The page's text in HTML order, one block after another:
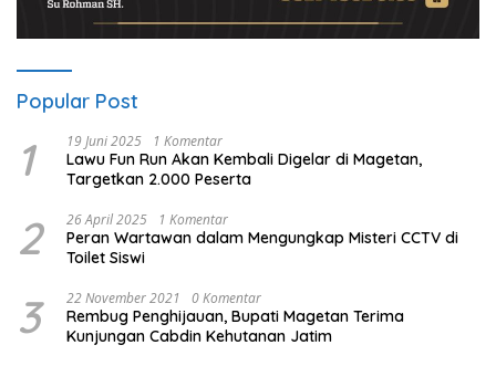
Popular Post
1 19 Juni 2025 1 Komentar
Lawu Fun Run Akan Kembali Digelar di Magetan,
Targetkan 2.000 Peserta
2 26 April 2025 1 Komentar
Peran Wartawan dalam Mengungkap Misteri CCTV di
Toilet Siswi
3 22 November 2021 0 Komentar
Rembug Penghijauan, Bupati Magetan Terima
Kunjungan Cabdin Kehutanan Jatim